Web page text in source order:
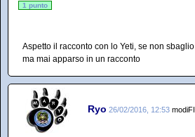
1 punto
Aspetto il racconto con lo Yeti, se non
ma mai apparso in un racconto
Ryo 26/02/2016, 12:53